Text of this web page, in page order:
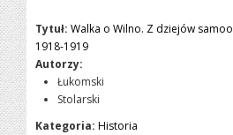
Tytuł: Walka o Wilno. Z dziejów
1918-1919
Autorzy:
Łukomski
Stolarski
Kategoria: Historia